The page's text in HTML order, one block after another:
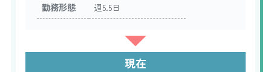
勤務形態 週5.5日
現在